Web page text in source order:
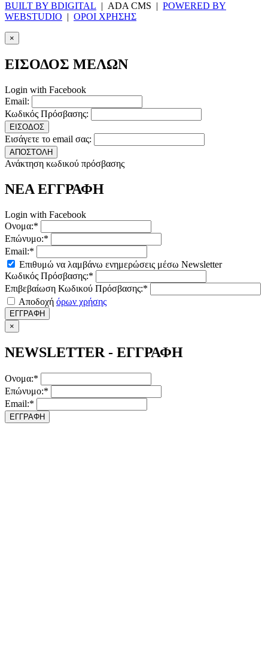
BUILT BY BDIGITAL | ADA CMS | POWERED BY
WEBSTUDIO | ΟΡΟΙ ΧΡΗΣΗΣ
×
ΕΙΣΟΔΟΣ ΜΕΛΩΝ
Login with Facebook
Email:
Κωδικός Πρόσβασης:
ΕΙΣΟΔΟΣ
Εισάγετε το email σας:
ΑΠΟΣΤΟΛΗ
Ανάκτηση κωδικού πρόσβασης
ΝΕΑ ΕΓΓΡΑΦΗ
Login with Facebook
Ονομα:*
Επώνυμο:*
Email:*
Επιθυμώ να λαμβάνω ενημερώσεις μέσω Newsletter
Κωδικός Πρόσβασης:*
Επιβεβαίωση Κωδικού Πρόσβασης:*
Αποδοχή όρων χρήσης
ΕΓΓΡΑΦΗ
×
NEWSLETTER - ΕΓΓΡΑΦΗ
Ονομα:*
Επώνυμο:*
Email:*
ΕΓΓΡΑΦΗ